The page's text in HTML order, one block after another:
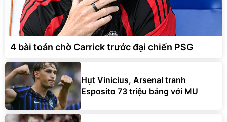
4 bài toán chờ Carrick trước đại chiến PSG
Hụt Vinicius, Arsenal tranh
Esposito 73 triệu bảng với MU